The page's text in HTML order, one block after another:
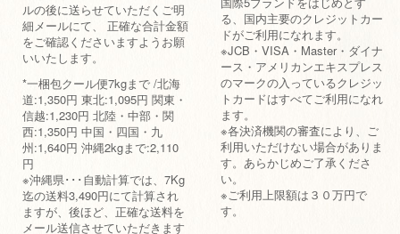
ルの後に送らせていただくご明
細メールにて、 正確な合計金額
をご確認くださいますようお願
いいたします。
*一梱包クール便7kgまで /北海
道:1,350円 東北:1,095円 関東・
信越:1,230円 北陸・中部・関
西:1,350円 中国・四国・九
州:1,640円 沖縄2kgまで:2,110
円
※沖縄県･･･自動計算では、7Kg
迄の送料3,490円にて計算され
ますが、後ほど、正確な送料を
メール送信させていただきます
る、国内主要のクレジットカー
ドがご利用になれます。
※JCB・VISA・Master・ダイナ
ース・アメリカンエキスプレス
のマークの入っているクレジッ
トカードはすべてご利用になれ
ます。
※各決済機関の審査により、ご
利用いただけない場合がありま
す。あらかじめご了承くださ
い。
※ご利用上限額は３０万円で
す。